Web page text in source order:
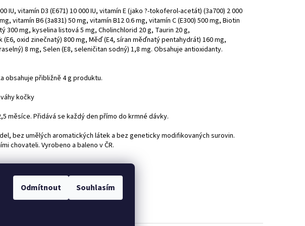
Odmítnout Souhlasím
IU, vitamín D3 (E671) 10 000 IU, vitamín E (jako ?-tokoferol-acetát) (3a700) 2 000
vitamín B6 (3a831) 50 mg, vitamín B12 0.6 mg, vitamín C (E300) 500 mg, Biotin
300 mg, kyselina listová 5 mg, Cholinchlorid 20 g, Taurin 20 g,
oxid zinečnatý) 800 mg, Měď (E4, síran měďnatý pentahydrát) 160 mg,
8 mg, Selen (E8, seleničitan sodný) 1,8 mg. Obsahuje antioxidanty.
obsahuje přibližně 4 g produktu.
kočky
měsíce. Přidává se každý den přímo do krmné dávky.
bez umělých aromatických látek a bez geneticky modifikovaných surovin.
chovateli. Vyrobeno a baleno v ČR.